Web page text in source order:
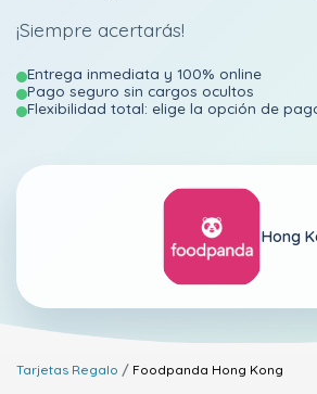
¡Siempre acertarás!
Entrega inmediata y 100% online
Pago seguro sin cargos ocultos
Flexibilidad total: elige la opción de
Hong
Tarjetas Regalo Foodpanda Hong Kong